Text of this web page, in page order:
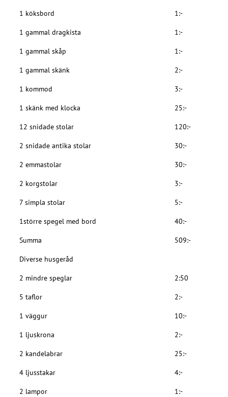
1 köksbord 1:-
1 gammal dragkista 1:-
1 gammal skåp 1:-
1 gammal skänk 2:-
1 kommod 3:-
1 skänk med klocka 25:-
12 snidade stolar 120:-
2 snidade antika stolar 30:-
2 emmastolar 30:-
2 korgstolar 3:-
7 simpla stolar 5:-
1större spegel med bord 40:-
Summa 509:-
Diverse husgeråd
2 mindre speglar 2:50
5 taflor 2:-
1 väggur 10:-
1 ljuskrona 2:-
2 kandelabrar 25:-
4 ljusstakar 4:-
2 lampor 1:-